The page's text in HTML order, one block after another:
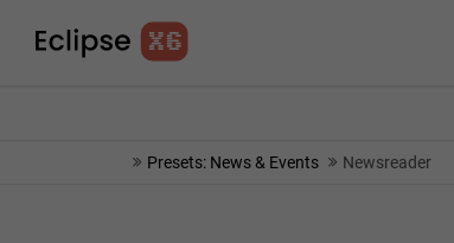
info@yourmail.com
Presets: News & Events Newsreader